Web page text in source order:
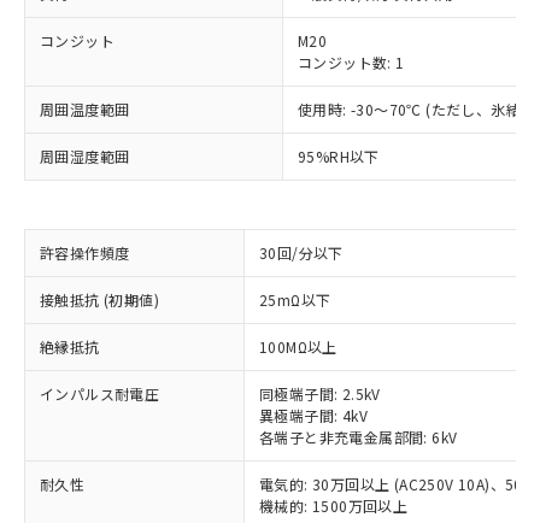
コンジット
M20
コンジット数: 1
周囲温度範囲 使用時: -30～70℃ (ただし、氷結し
周囲湿度範囲 95%RH以下
許容操作頻度 30回/分以下
接触抵抗 (初期値) 25mΩ以下
絶縁抵抗 100MΩ以上
インパルス耐電圧
同極端子間: 2.5kV
異極端子間: 4kV
各端子と非充電金属部間: 6kV
耐久性
電気的: 30万回以上 (AC250V 10A)、50
機械的: 1500万回以上
ご利用条件
※1 対応状況
対応済み：EU RoHS指令（10物質）の
非含有に対応した製品が提供可能な商品で
す。
対応予定：EU RoHS指令（10物質）の非含
有に対応した製品に切り替える予定のある
対応予定なし：EU RoHS指令（10物質）の